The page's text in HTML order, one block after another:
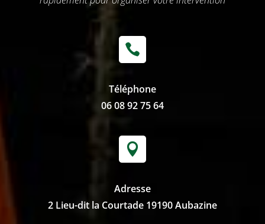

Téléphone
06 08 92 75 64

Adresse
2 Lieu-dit la Courtade 19190 Aubazine